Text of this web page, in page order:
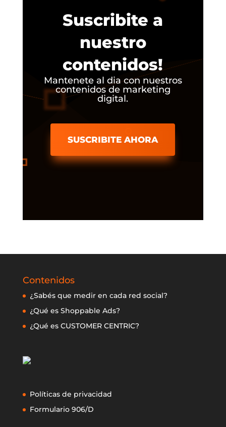
Suscribite a
nuestro
contenidos!
Mantenete al dia con nuestros
contenidos de marketing
digital.
SUSCRIBITE AHORA
Contenidos
¿Sabés que medir en cada red social?
¿Qué es Shoppable Ads?
¿Qué es CUSTOMER CENTRIC?
Políticas de privacidad
Formulario 906/D